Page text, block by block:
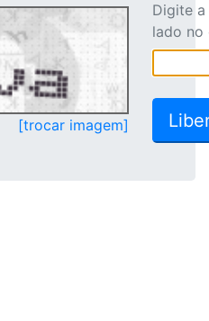
[trocar imagem]
Digite
lado no